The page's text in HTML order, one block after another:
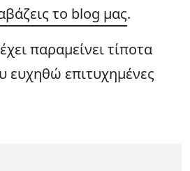
το blog μας.
παραμείνει τίποτα
ευχηθώ επιτυχημένες